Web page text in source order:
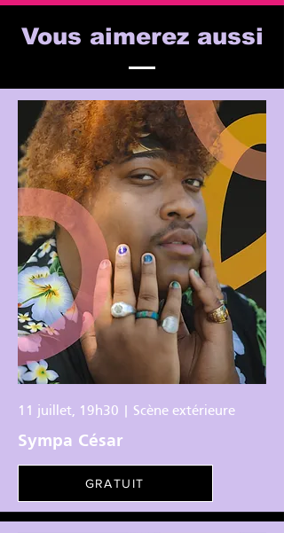
Vous aimerez aussi
11 juillet, 19h30 | Scène extérieure
Sympa César
GRATUIT